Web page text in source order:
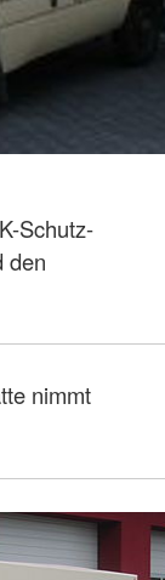
Schutz-
den
nimmt